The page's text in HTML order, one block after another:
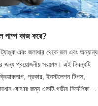
পাম্প কাজ করে?
ট্যাঙ্ক এবং জলাধার থেকে জল এবং অন্যান্য
জন্য প্রয়োজনীয় সরঞ্জাম। এই নিবন্ধটি
প্রকার, ইনস্টলেশন টিপস,
বোঝার জন্য একটি গভীর নির্দেশিকা